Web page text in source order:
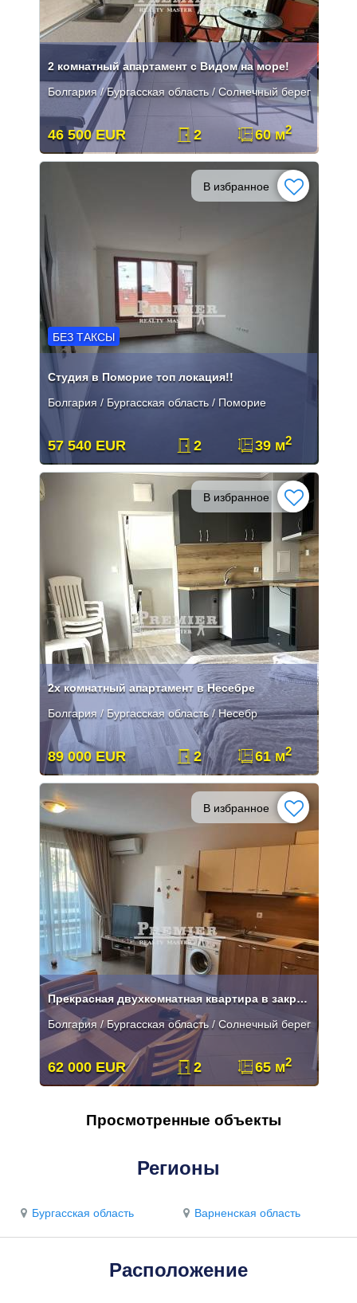
2 комнатный апартамент с Видом на море!
Болгария / Бургасская область / Солнечный берег
46 500 EUR 2 60 м2
В избранное
БЕЗ ТАКСЫ
Студия в Поморие топ локация!!
Болгария / Бургасская область / Поморие
57 540 EUR 2 39 м2
В избранное
2х комнатный апартамент в Несебре
Болгария / Бургасская область / Несебр
89 000 EUR 2 61 м2
В избранное
Прекрасная двухкомнатная квартира в закрытом комплексе
Болгария / Бургасская область / Солнечный берег
62 000 EUR 2 65 м2
Просмотренные объекты
Регионы
Бургасская область Варненская область
Расположение